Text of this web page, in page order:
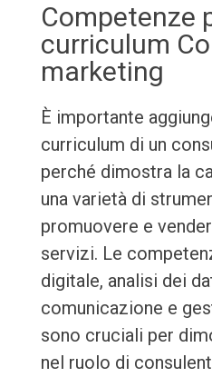
Competenze
curriculum
marketing
È importante
curriculum di un
perché dimostra la
una varietà di
promuovere e
servizi. Le
digitale, analisi dei
comunicazione e
sono cruciali per
nel ruolo di